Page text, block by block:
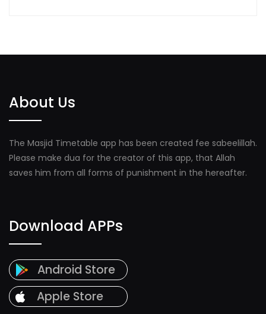
About Us
The Masjid Timetable app has been created fee sabeelillah.
Please make dua for the creator of this app, that Allah
saves him from all forms of punishment in the hereafter.
Download APPs
Android Store
Apple Store